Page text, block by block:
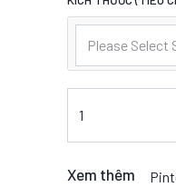
Please Select
Xem thêm